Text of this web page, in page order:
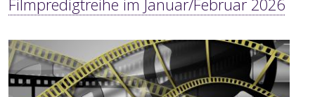
Filmpredigtreihe im Januar/Februar 2026